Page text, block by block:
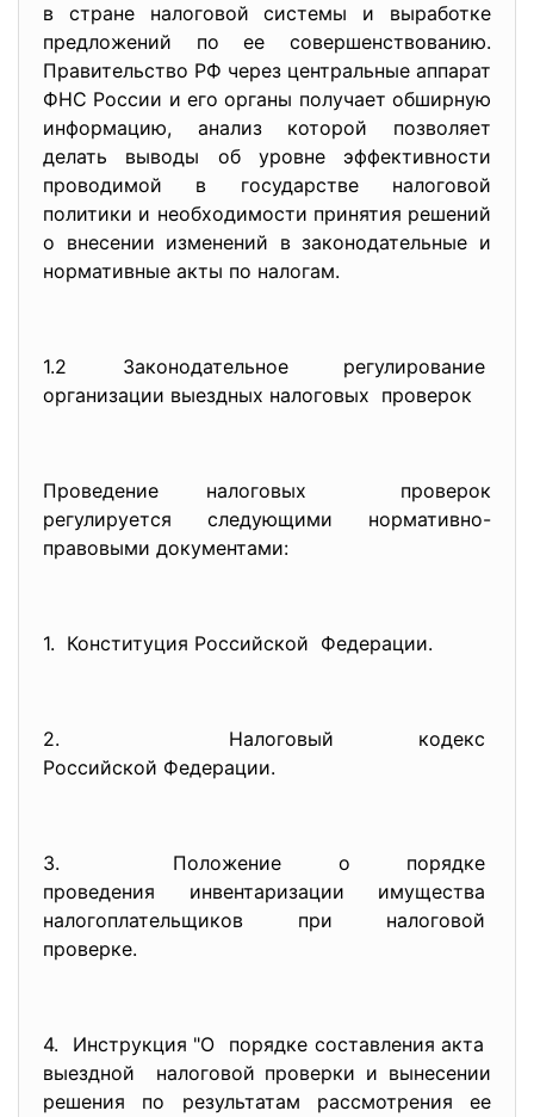
в стране налоговой системы и выработке
предложений по ее совершенствованию.
Правительство РФ через центральные аппарат
ФНС России и его органы получает обширную
информацию, анализ которой позволяет
делать выводы об уровне эффективности
проводимой в государстве налоговой
политики и необходимости принятия решений
о внесении изменений в законодательные и
нормативные акты по налогам.
1.2 Законодательное регулирование
организации выездных налоговых проверок
Проведение налоговых проверок
регулируется следующими нормативно-
правовыми документами:
1. Конституция Российской Федерации.
2. Налоговый кодекс
Российской Федерации.
3. Положение о порядке
проведения инвентаризации имущества
налогоплательщиков при налоговой
проверке.
4. Инструкция "О порядке составления акта
выездной налоговой проверки и вынесении
решения по результатам рассмотрения ее